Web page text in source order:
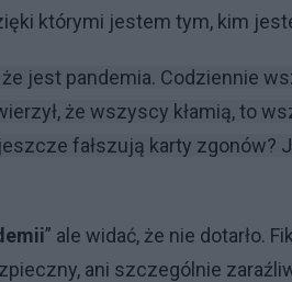
którymi jestem tym, kim
jest pandemia. Codziennie
że wszyscy kłamią, to
fałszują karty zgonów?
” ale widać, że nie dotarło.
ani szczególnie